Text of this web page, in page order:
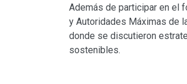
Además de participar en el
y Autoridades Máximas de
donde se discutieron
sostenibles.